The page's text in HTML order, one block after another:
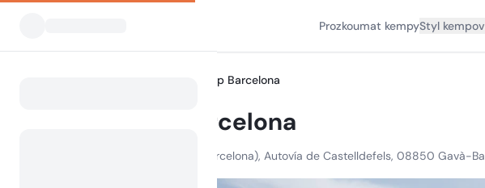
Prozkoumat kempyStyl
HolaCamp Barcelona
HolaCamp Barcelona
C-31, km. 186,2 (Dirección Barcelona), Autovía de Castelldefels, 08850 Gavà-